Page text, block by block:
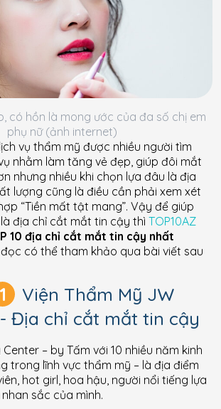
có hồn là mong ước của đa số chị em
phụ nữ (ảnh internet)
vụ thẩm mỹ được nhiều người tìm
nhằm làm tăng vẻ đẹp, giúp đôi mắt
nhưng nhiều khi chọn lựa đâu là địa
lượng cũng là điều cần phải xem xét
“Tiền mất tật mang”. Vậy để giúp
địa chỉ cắt mắt tin cậy thì TOP10AZ
10 địa chỉ cắt mắt tin cậy nhất
có thể tham khảo qua bài viết sau
1
Viện Thẩm Mỹ JW
Địa chỉ cắt mắt tin cậy
– by Tấm với 10 nhiều năm kinh
trong lĩnh vực thẩm mỹ – là địa điểm
hot girl, hoa hậu, người nổi tiếng lựa
sắc của mình.